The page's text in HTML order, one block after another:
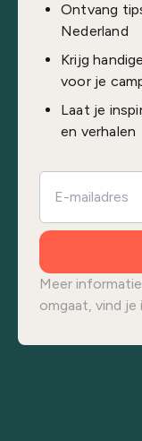
Ontvang
Nederland
Krijg
voor je
Laat je
en verhalen
Meer
omgaat, vind je